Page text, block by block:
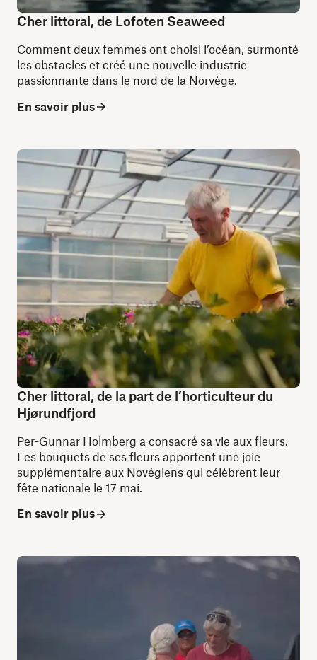
Cher littoral, de Lofoten Seaweed
Comment deux femmes ont choisi l’océan, surmonté
les obstacles et créé une nouvelle industrie
passionnante dans le nord de la Norvège.
En savoir plus
Cher littoral, de la part de l’horticulteur du
Hjørundfjord
Per-Gunnar Holmberg a consacré sa vie aux fleurs.
Les bouquets de ses fleurs apportent une joie
supplémentaire aux Novégiens qui célèbrent leur
fête nationale le 17 mai.
En savoir plus